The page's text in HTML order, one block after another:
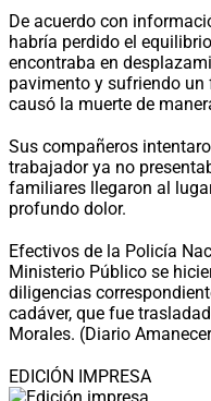
De acuerdo con
habría perdido el
encontraba en
pavimento y sufriendo un
causó la muerte de
Sus compañeros
trabajador ya no
familiares llegaron al
profundo dolor.
Efectivos de la Policía
Ministerio Público se
diligencias
cadáver, que fue
Morales. (Diario
EDICIÓN IMPRESA